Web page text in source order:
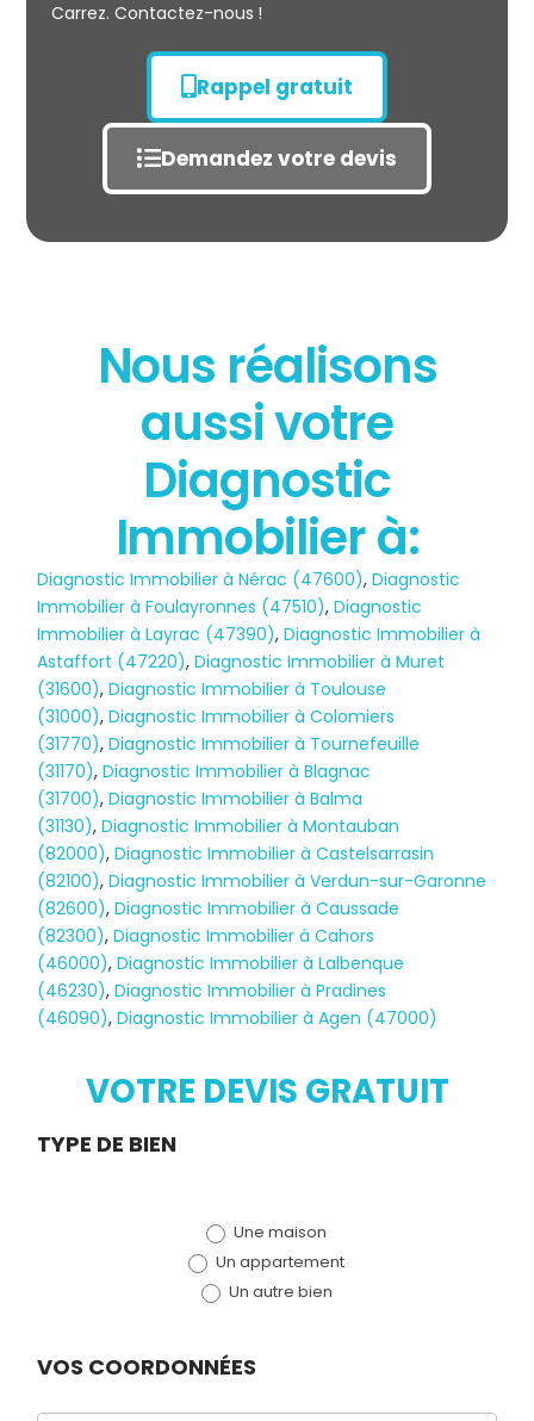
État des risques
POLLUTION
Diagnostic
TERMITES
Carrez. Contactez-nous !
Rappel gratuit
Demandez votre devis
Nous réalisons
aussi votre
Diagnostic
Immobilier à:
Diagnostic Immobilier à Nérac (47600),Diagnostic
Immobilier à Foulayronnes (47510),Diagnostic
Immobilier à Layrac (47390),Diagnostic Immobilier à
Astaffort (47220),Diagnostic Immobilier à Muret
(31600),Diagnostic Immobilier à Toulouse
(31000),Diagnostic Immobilier à Colomiers
(31770),Diagnostic Immobilier à Tournefeuille
(31170),Diagnostic Immobilier à Blagnac
(31700),Diagnostic Immobilier à Balma
(31130),Diagnostic Immobilier à Montauban
(82000),Diagnostic Immobilier à Castelsarrasin
(82100),Diagnostic Immobilier à Verdun-sur-Garonne
(82600),Diagnostic Immobilier à Caussade
(82300),Diagnostic Immobilier à Cahors
(46000),Diagnostic Immobilier à Lalbenque
(46230),Diagnostic Immobilier à Pradines
(46090),Diagnostic Immobilier à Agen (47000)
VOTRE DEVIS GRATUIT
Demande
TYPE DE BIEN
Une maison
Un appartement
Un autre bien
VOS COORDONNÉES